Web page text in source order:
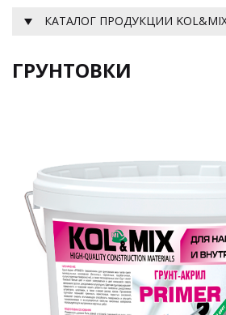
КАТАЛОГ ПРОДУКЦИИ
ГРУНТОВКИ